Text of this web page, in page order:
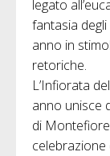
legato
fantasia
anno in
retoriche.
L’Infiorata
anno unisce
di Montefiore